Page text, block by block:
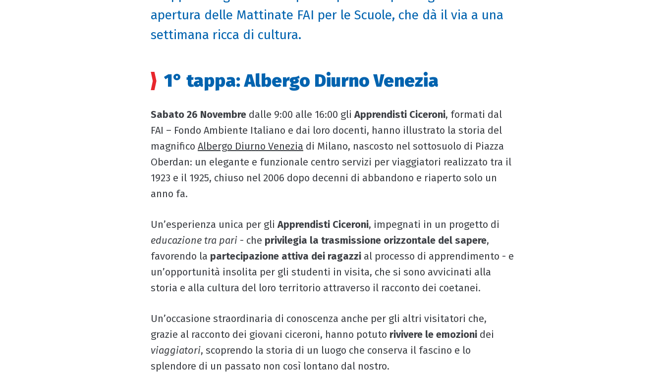
apertura delle Mattinate FAI per le Scuole, che dà il via a una
settimana ricca di cultura.
1° tappa: Albergo Diurno Venezia
Sabato 26 Novembre dalle 9:00 alle 16:00 gli Apprendisti Ciceroni, formati dal
FAI – Fondo Ambiente Italiano e dai loro docenti, hanno illustrato la storia del
magnifico Albergo Diurno Venezia di Milano, nascosto nel sottosuolo di Piazza
Oberdan: un elegante e funzionale centro servizi per viaggiatori realizzato tra il
1923 e il 1925, chiuso nel 2006 dopo decenni di abbandono e riaperto solo un
anno fa.
Un’esperienza unica per gli Apprendisti Ciceroni, impegnati in un progetto di
educazione tra pari - che privilegia la trasmissione orizzontale del sapere,
favorendo la partecipazione attiva dei ragazzi al processo di apprendimento - e
un’opportunità insolita per gli studenti in visita, che si sono avvicinati alla
storia e alla cultura del loro territorio attraverso il racconto dei coetanei.
Un’occasione straordinaria di conoscenza anche per gli altri visitatori che,
grazie al racconto dei giovani ciceroni, hanno potuto rivivere le emozioni dei
viaggiatori, scoprendo la storia di un luogo che conserva il fascino e lo
splendore di un passato non così lontano dal nostro.